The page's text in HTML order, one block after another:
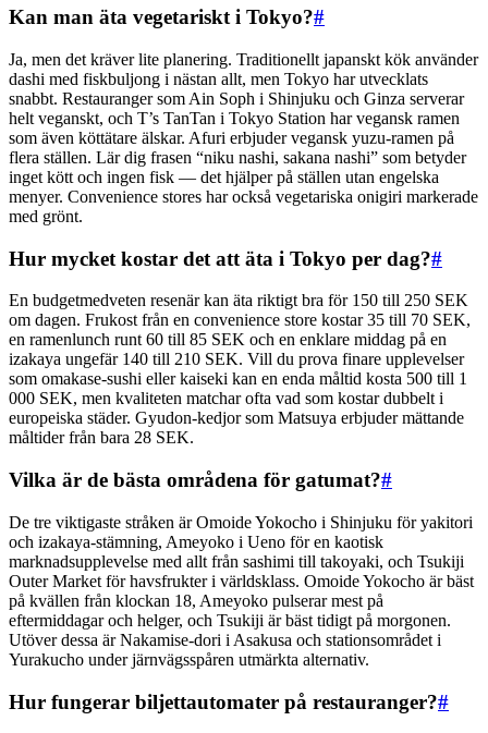
Kan man äta vegetariskt i Tokyo?#
Ja, men det kräver lite planering. Traditionellt japanskt kök använder
dashi med fiskbuljong i nästan allt, men Tokyo har utvecklats
snabbt. Restauranger som Ain Soph i Shinjuku och Ginza serverar
helt veganskt, och T’s TanTan i Tokyo Station har vegansk ramen
som även köttätare älskar. Afuri erbjuder vegansk yuzu-ramen på
flera ställen. Lär dig frasen “niku nashi, sakana nashi” som betyder
inget kött och ingen fisk — det hjälper på ställen utan engelska
menyer. Convenience stores har också vegetariska onigiri markerade
med grönt.
Hur mycket kostar det att äta i Tokyo per dag?#
En budgetmedveten resenär kan äta riktigt bra för 150 till 250 SEK
om dagen. Frukost från en convenience store kostar 35 till 70 SEK,
en ramenlunch runt 60 till 85 SEK och en enklare middag på en
izakaya ungefär 140 till 210 SEK. Vill du prova finare upplevelser
som omakase-sushi eller kaiseki kan en enda måltid kosta 500 till 1
000 SEK, men kvaliteten matchar ofta vad som kostar dubbelt i
europeiska städer. Gyudon-kedjor som Matsuya erbjuder mättande
måltider från bara 28 SEK.
Vilka är de bästa områdena för gatumat?#
De tre viktigaste stråken är Omoide Yokocho i Shinjuku för yakitori
och izakaya-stämning, Ameyoko i Ueno för en kaotisk
marknadsupplevelse med allt från sashimi till takoyaki, och Tsukiji
Outer Market för havsfrukter i världsklass. Omoide Yokocho är bäst
på kvällen från klockan 18, Ameyoko pulserar mest på
eftermiddagar och helger, och Tsukiji är bäst tidigt på morgonen.
Utöver dessa är Nakamise-dori i Asakusa och stationsområdet i
Yurakucho under järnvägsspåren utmärkta alternativ.
Hur fungerar biljettautomater på restauranger?#